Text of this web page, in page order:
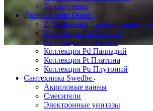
Тихие стены
Двери Aurum Doors
Zr Цирконий Скрытая дверь
Коллекция Co Кобальт
Коллекция Ni Никель
Коллекция Pd Палладий
Коллекция Pt Платина
Коллекция Pu Плутоний
Сантехника Swedbe
Акриловые ванны
Смесители
Электронные унитазы